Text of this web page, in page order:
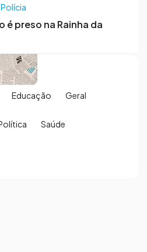
Polícia
é preso na Rainha da
Educação Geral
Saúde